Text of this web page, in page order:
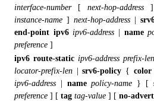
interface-number [ next-hop-address ]
instance-name ] next-hop-address |
end-point ipv6 ipv6-address | name
preference ]
ipv6 route-static ipv6-address prefix-
locator-prefix-len |srv6-policy { color
ipv6-address
namepolicy-name } [
preference ] [ tag tag-value ] [ no-